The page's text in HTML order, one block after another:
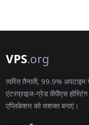
VPS.org
त्वरित तैनाती, 99.9%
एंटरप्राइज-ग्रेड वीपीएस
एप्लिकेशन को सशक्त बनाएं।